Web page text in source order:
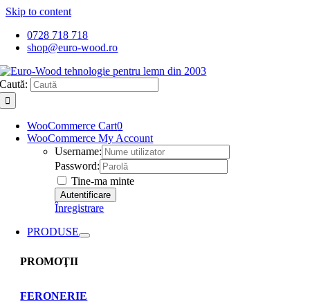
Skip to content
0728 718 718
shop@euro-wood.ro
Caută:
WooCommerce Cart0
WooCommerce My Account
Username:
Password:
Tine-ma minte
Înregistrare
PRODUSE
PROMOŢII
FERONERIE